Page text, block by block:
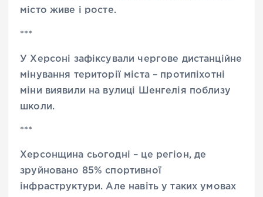
місто живе і росте.
***
У Херсоні зафіксували чергове дистанційне
мінування території міста – протипіхотні
міни виявили на вулиці Шенгелія поблизу
школи.
***
Херсонщина сьогодні – це регіон, де
зруйновано 85% спортивної
інфраструктури. Але навіть у таких умовах